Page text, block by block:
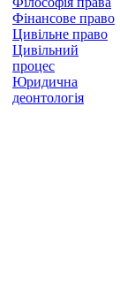
Фінансове право
Цивільне право
Цивільний
процес
Юридична
деонтологія